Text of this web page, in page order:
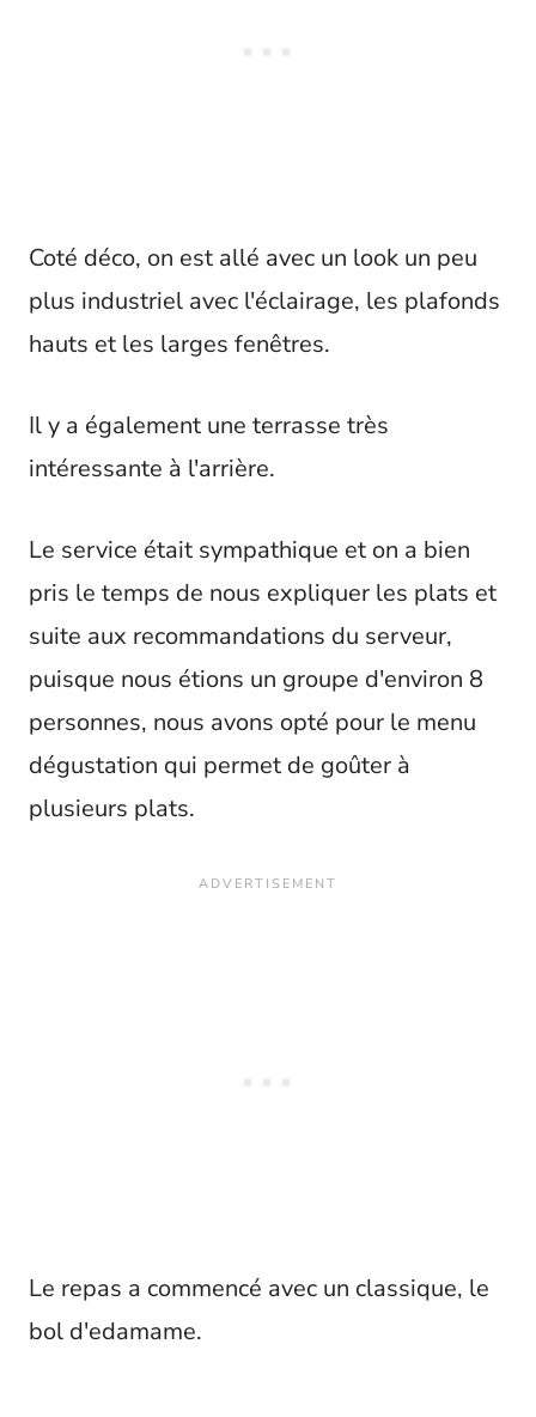
Coté déco, on est allé avec un look un peu
plus industriel avec l'éclairage, les plafonds
hauts et les larges fenêtres.
Il y a également une terrasse très
intéressante à l'arrière.
Le service était sympathique et on a bien
pris le temps de nous expliquer les plats et
suite aux recommandations du serveur,
puisque nous étions un groupe d'environ 8
personnes, nous avons opté pour le menu
dégustation qui permet de goûter à
plusieurs plats.
Le repas a commencé avec un classique, le
bol d'edamame.